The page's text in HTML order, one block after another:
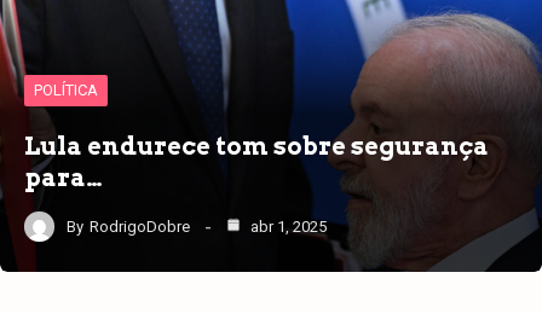
POLÍTICA
Lula endurece tom sobre segurança
para…
By RodrigoDobre abr 1, 2025